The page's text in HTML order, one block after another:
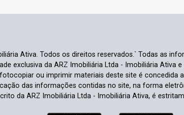
Ativa. Todos os direitos reservados.` Todas as
exclusiva da ARZ Imobiliária Ltda - Imobiliária Ativa
ou imprimir materiais deste site é concedida
das informações contidas no site, na forma
da ARZ Imobiliária Ltda - Imobiliária Ativa, é